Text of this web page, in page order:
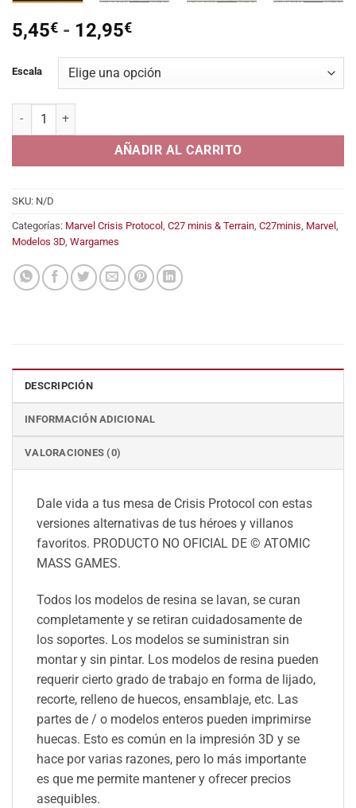
5,45€ - 12,95€Rango
precios:
desde
12,95€
Escala
Mecha Hephaestus (Forge) cantidad
AÑADIR AL CARRITO
SKU: N/D
Categorías: Marvel Crisis Protocol , C27 minis & Terrain, C27minis, Marvel ,
Modelos 3D, Wargames
DESCRIPCIÓN
INFORMACIÓN ADICIONAL
VALORACIONES (0)
Dale vida a tus mesa de Crisis Protocol con estas
versiones alternativas de tus héroes y villanos
favoritos. PRODUCTO NO OFICIAL DE © ATOMIC
MASS GAMES.
Todos los modelos de resina se lavan, se curan
completamente y se retiran cuidadosamente de
los soportes. Los modelos se suministran sin
montar y sin pintar. Los modelos de resina pueden
requerir cierto grado de trabajo en forma de lijado,
recorte, relleno de huecos, ensamblaje, etc. Las
partes de / o modelos enteros pueden imprimirse
huecas. Esto es común en la impresión 3D y se
hace por varias razones, pero lo más importante
es que me permite mantener y ofrecer precios
asequibles.